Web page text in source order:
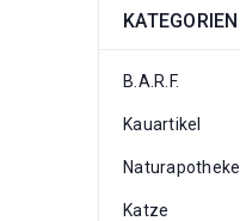
KATEGORIEN
B.A.R.F.
Kauartikel
Naturapotheke
Katze